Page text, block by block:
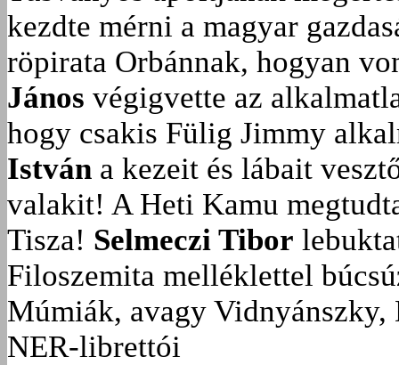
kezdte mérni a magyar
röpirata Orbánnak, hogyan
János végigvette az
hogy csakis Fülig Jimmy
István a kezeit és lábait
valakit! A Heti Kamu
Tisza! Selmeczi Tibor
Filoszemita melléklettel
Múmiák, avagy Vidnyánszky,
NER-librettói